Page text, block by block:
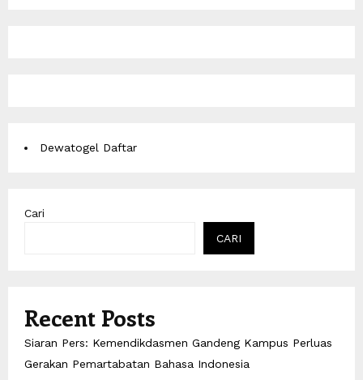
Dewatogel Daftar
Cari
CARI
Recent Posts
Siaran Pers: Kemendikdasmen Gandeng Kampus Perluas
Gerakan Pemartabatan Bahasa Indonesia